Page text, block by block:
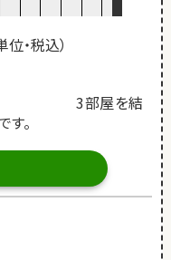
・税込）
完備 3部屋を結
。